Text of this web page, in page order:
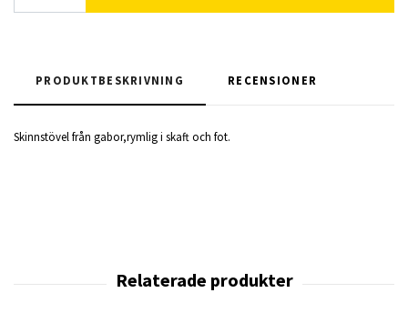
PRODUKTBESKRIVNING RECENSIONER
Skinnstövel från gabor,rymlig i skaft och fot.